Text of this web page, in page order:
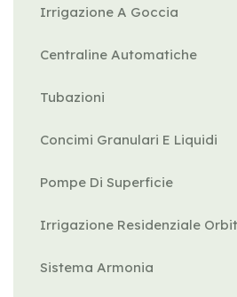
Irrigazione A Goccia
Centraline Automatiche
Tubazioni
Concimi Granulari E Liquidi
Pompe Di Superficie
Irrigazione Residenziale
Sistema Armonia